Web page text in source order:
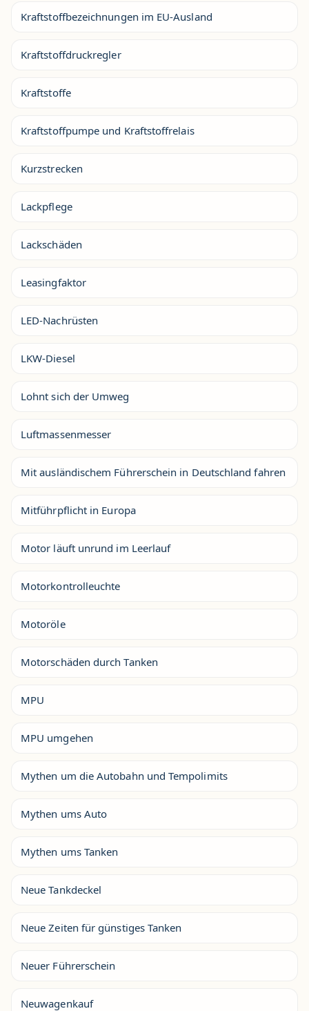
Kraftstoffbezeichnungen im EU-Ausland
Kraftstoffdruckregler
Kraftstoffe
Kraftstoffpumpe und Kraftstoffrelais
Kurzstrecken
Lackpflege
Lackschäden
Leasingfaktor
LED-Nachrüsten
LKW-Diesel
Lohnt sich der Umweg
Luftmassenmesser
Mit ausländischem Führerschein in Deutschland fahren
Mitführpflicht in Europa
Motor läuft unrund im Leerlauf
Motorkontrolleuchte
Motoröle
Motorschäden durch Tanken
MPU
MPU umgehen
Mythen um die Autobahn und Tempolimits
Mythen ums Auto
Mythen ums Tanken
Neue Tankdeckel
Neue Zeiten für günstiges Tanken
Neuer Führerschein
Neuwagenkauf